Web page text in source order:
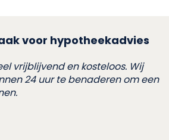
voor hypotheekadvies
vrijblijvend en kosteloos. Wij
24 uur te benaderen om een